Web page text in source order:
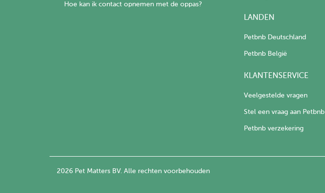
Hoe kan ik contact opnemen met de oppas?
LANDEN
Petbnb Deutschland
Petbnb België
KLANTENSERVICE
Veelgestelde vragen
Stel een vraag aan Petbnb
Petbnb verzekering
2026 Pet Matters BV. Alle rechten voorbehouden